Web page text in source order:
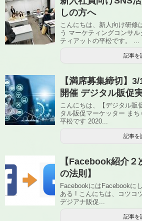
しの方へ
こんにちは、新人向け研修
う マーケティングコンサ
ティアットの平松です。 ...
記事を
【満席募集締切】
開催 デジタル販促
こんにちは、【デジタル販
タル販促マーケッター ま
平松です 2020...
記事を
【Facebook紹介
の法則】
FacebookにはFacebookに
ある ! こんにちは、コツコ
デジアナ販促...
記事を